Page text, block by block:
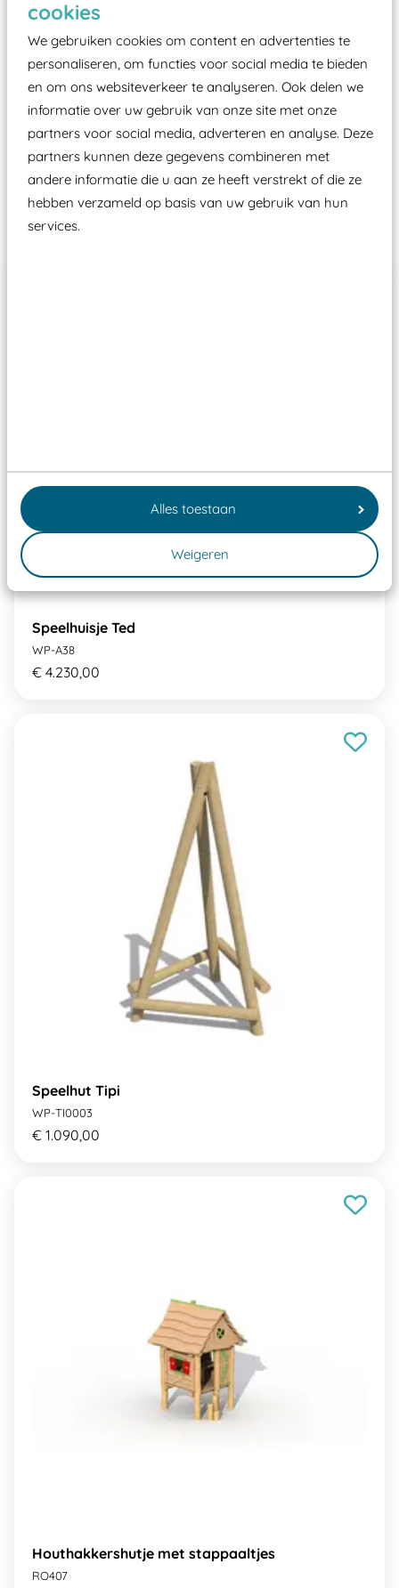
cookies
We gebruiken cookies om content en advertenties te
personaliseren, om functies voor social media te bieden
en om ons websiteverkeer te analyseren. Ook delen we
informatie over uw gebruik van onze site met onze
partners voor social media, adverteren en analyse. Deze
partners kunnen deze gegevens combineren met
andere informatie die u aan ze heeft verstrekt of die ze
hebben verzameld op basis van uw gebruik van hun
services.
Alles toestaan
Weigeren
moet zijn van een typekeuring, -plaatje en
certificering, uitgegeven door een Nederlands
aangewezen keuringsinstantie?
Wij ook speeltoestellen kunnen laten keuren zodat
ze toch binnen het Warenwetbesluit Attractie- en
Speeltoestellen vallen?
Past er goed bij
Speelhuisje Ted
WP-A38
€ 4.230,00
Speelhut Tipi
WP-TI0003
€ 1.090,00
Houthakkershutje met stappaaltjes
RO407